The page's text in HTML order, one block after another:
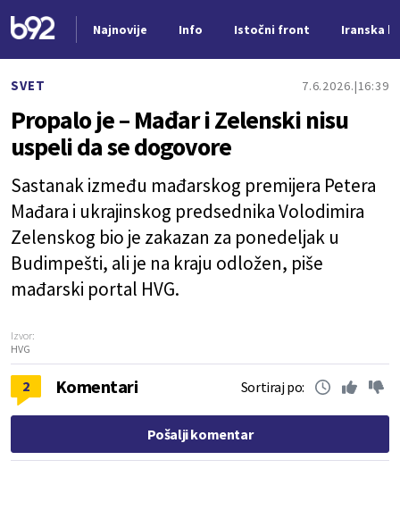
Najnovije Info Istočni front Iranska
SVET 7.6.2026. 16:39
Propalo je – Mađar i Zelenski nisu
uspeli da se dogovore
Sastanak između mađarskog premijera Petera
Mađara i ukrajinskog predsednika Volodimira
Zelenskog bio je zakazan za ponedeljak u
Budimpešti, ali je na kraju odložen, piše
mađarski portal HVG.
Izvor:
HVG
2 Komentari Sortiraj po:
Pošalji komentar